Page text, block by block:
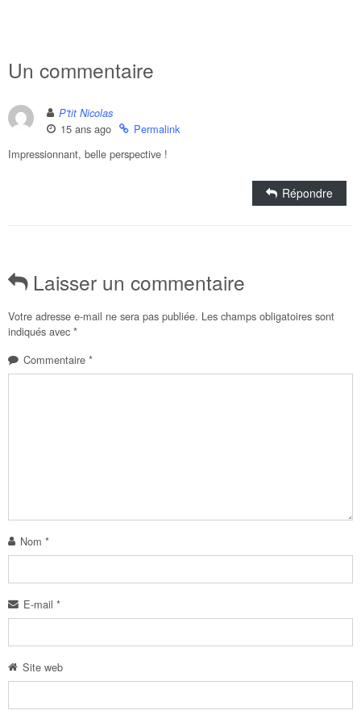
Un commentaire
P'tit Nicolas
15 ans ago
Permalink
Impressionnant, belle perspective !
Répondre
Laisser un commentaire
Votre adresse e-mail ne sera pas publiée. Les champs obligatoires sont
indiqués avec *
Commentaire *
Nom *
E-mail *
Site web